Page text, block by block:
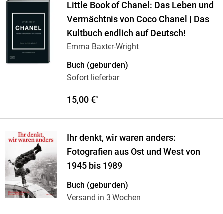
Little Book of Chanel: Das Leben und
Vermächtnis von Coco Chanel | Das
Kultbuch endlich auf Deutsch!
Emma Baxter-Wright
Buch (gebunden)
Sofort lieferbar
15,00 €*
Ihr denkt, wir waren anders:
Fotografien aus Ost und West von
1945 bis 1989
Buch (gebunden)
Versand in 3 Wochen